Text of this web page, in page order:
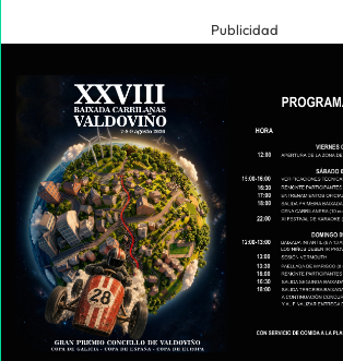
Publicidad